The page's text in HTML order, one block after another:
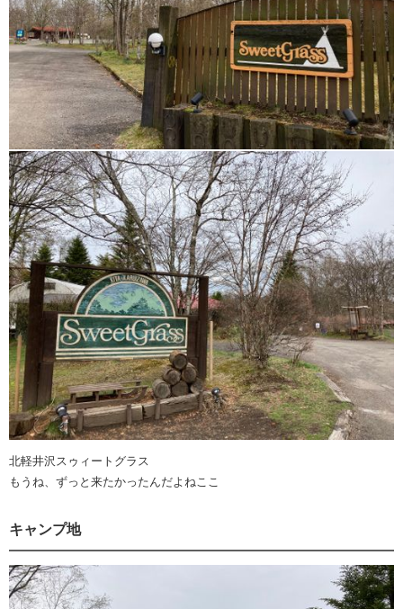
北軽井沢スゥィートグラス
もうね、ずっと来たかったんだよねここ
キャンプ地